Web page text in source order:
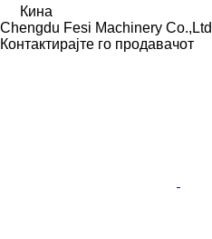
Кина
Chengdu Fesi Machinery
Контактирајте го продавачот